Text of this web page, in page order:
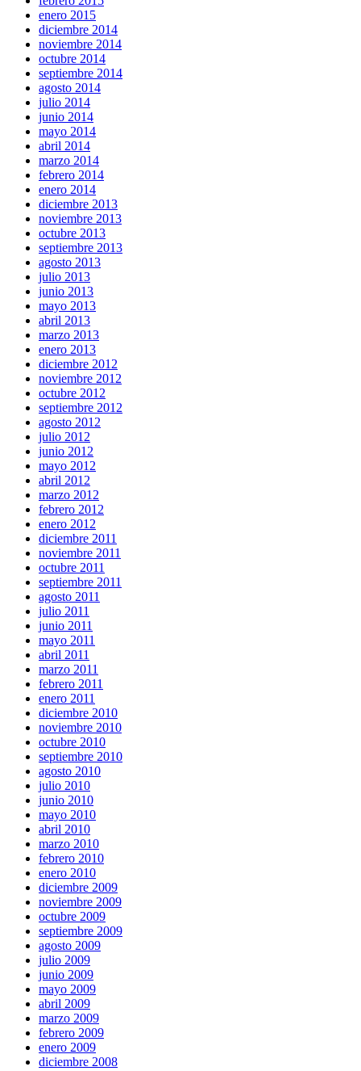
enero 2015
diciembre 2014
noviembre 2014
octubre 2014
septiembre 2014
agosto 2014
julio 2014
junio 2014
mayo 2014
abril 2014
marzo 2014
febrero 2014
enero 2014
diciembre 2013
noviembre 2013
octubre 2013
septiembre 2013
agosto 2013
julio 2013
junio 2013
mayo 2013
abril 2013
marzo 2013
enero 2013
diciembre 2012
noviembre 2012
octubre 2012
septiembre 2012
agosto 2012
julio 2012
junio 2012
mayo 2012
abril 2012
marzo 2012
febrero 2012
enero 2012
diciembre 2011
noviembre 2011
octubre 2011
septiembre 2011
agosto 2011
julio 2011
junio 2011
mayo 2011
abril 2011
marzo 2011
febrero 2011
enero 2011
diciembre 2010
noviembre 2010
octubre 2010
septiembre 2010
agosto 2010
julio 2010
junio 2010
mayo 2010
abril 2010
marzo 2010
febrero 2010
enero 2010
diciembre 2009
noviembre 2009
octubre 2009
septiembre 2009
agosto 2009
julio 2009
junio 2009
mayo 2009
abril 2009
marzo 2009
febrero 2009
enero 2009
diciembre 2008